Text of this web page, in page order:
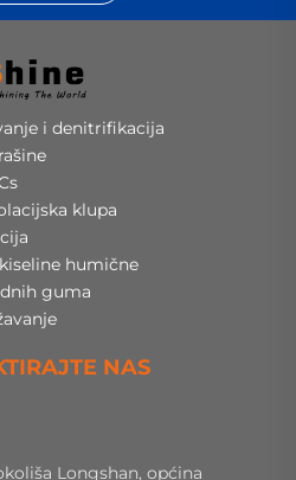
i denitrifikacija
klupa
humične
guma
NAS
Longshan, općina